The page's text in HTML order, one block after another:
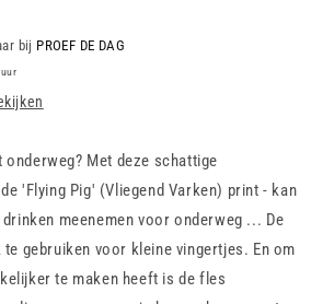
bij PROEF DE DAG
onderweg? Met deze schattige
'Flying Pig' (Vliegend Varken) print - kan
meenemen voor onderweg ... De
gebruiken voor kleine vingertjes. En om
te maken heeft is de fles